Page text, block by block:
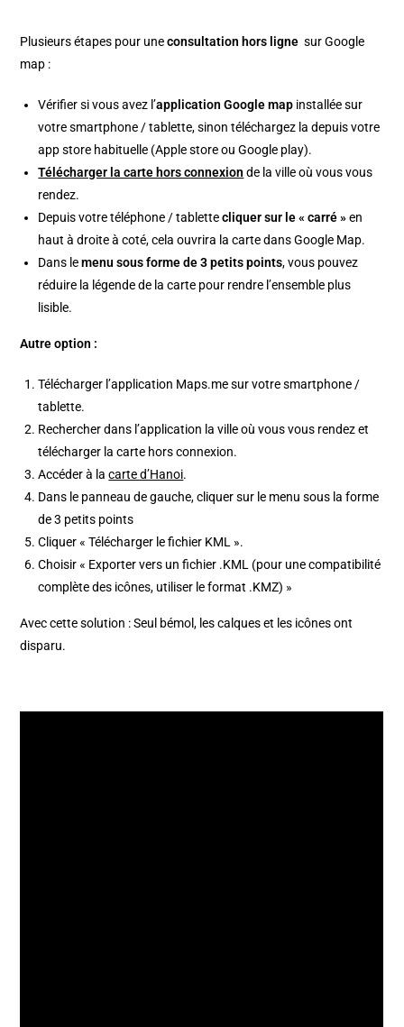
Plusieurs étapes pour uneconsultation hors ligne sur Google
map :
Vérifier si vous avez l’application Google map installée sur
votre smartphone / tablette, sinon téléchargez la depuis votre
app store habituelle (Apple store ou Google play).
Télécharger la carte hors connexion de la ville où vous vous
rendez.
Depuis votre téléphone / tablettecliquer sur le « carré »en
haut à droite à coté, cela ouvrira la carte dans Google Map.
Dans lemenu sous forme de 3 petits points, vous pouvez
réduire la légende de la carte pour rendre l’ensemble plus
lisible.
Autre option :
Télécharger l’application Maps.me sur votre smartphone /
tablette.
Rechercher dans l’application la ville où vous vous rendez et
télécharger la carte hors connexion.
Accéder à lacarte d’Hanoi.
Dans le panneau de gauche, cliquer sur le menu sous la forme
de 3 petits points
Cliquer « Télécharger le fichier KML ».
Choisir « Exporter vers un fichier .KML (pour une compatibilité
complète des icônes, utiliser le format .KMZ) »
Avec cette solution : Seul bémol, les calques et les icônes ont
disparu.